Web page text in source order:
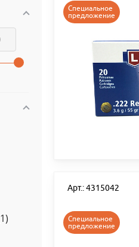
1)
Специальное
предложение
Арт.: 4315042
Специальное
предложение